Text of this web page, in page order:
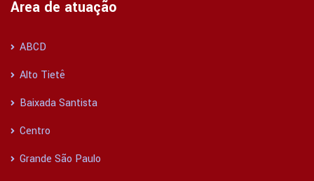
Área de atuação
ABCD
Alto Tietê
Baixada Santista
Centro
Grande São Paulo